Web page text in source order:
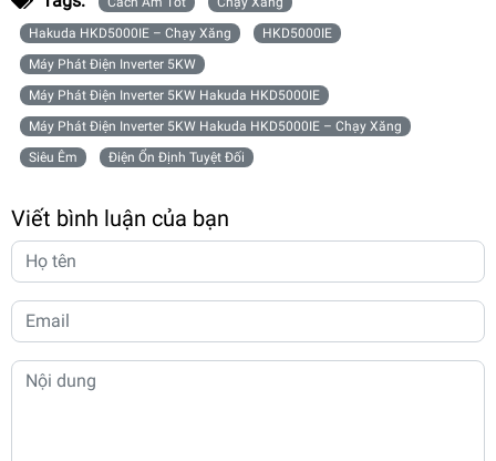
Hakuda HKD5000IE – Chạy Xăng
HKD5000IE
Máy Phát Điện Inverter 5KW
Máy Phát Điện Inverter 5KW Hakuda HKD5000IE
Máy Phát Điện Inverter 5KW Hakuda HKD5000IE – Chạy Xăng
Siêu Êm
Điện Ổn Định Tuyệt Đối
Viết bình luận của bạn